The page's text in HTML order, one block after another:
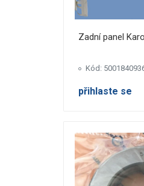
Zadní panel
Kód:
přihlaste se